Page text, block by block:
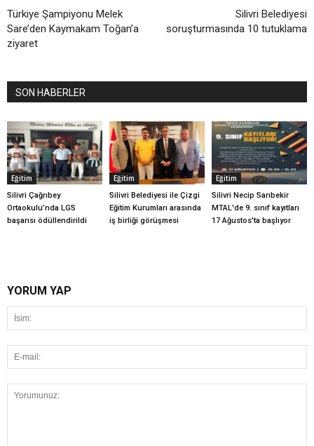
Türkiye Şampiyonu Melek
Sare’den Kaymakam Toğan’a
ziyaret
Silivri Belediyesi
soruşturmasında 10 tutuklama
SON HABERLER
Eğitim
Silivri Çağrıbey
Ortaokulu’nda LGS
başarısı ödüllendirildi
Eğitim
Silivri Belediyesi ile Çizgi
Eğitim Kurumları arasında
iş birliği görüşmesi
Eğitim
Silivri Necip Sarıbekir
MTAL'de 9. sınıf kayıtları
17 Ağustos'ta başlıyor
YORUM YAP